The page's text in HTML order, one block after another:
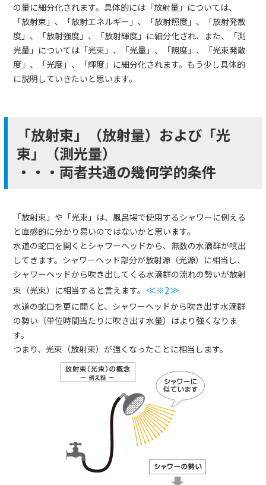
の量に細分化されます。具体的には「放射量」については、
「放射束」、「放射エネルギー」、「放射照度」、「放射発散
度」、「放射強度」、「放射輝度」に細分化され、また、「測
光量」については「光束」、「光量」、「照度」、「光束発散
度」、「光度」、「輝度」に細分化されます。もう少し具体的
に説明していきたいと思います。
「放射束」（放射量）および「光
束」（測光量）
・・・両者共通の幾何学的条件
「放射束」や「光束」は、風呂場で使用するシャワーに例える
と直感的に分かり易いのではないかと思います。
水道の蛇口を開くとシャワーヘッドから、無数の水滴群が噴出
してきます。シャワーヘッド部分が放射源（光源）に相当し、
シャワーヘッドから吹き出してくる水滴群の流れの勢いが放射
束（光束）に相当すると言えます。 ≪※2≫
水道の蛇口を更に開くと、シャワーヘッドから吹き出す水滴群
の勢い（単位時間当たりに吹き出す水量）はより強くなりま
す。
つまり、光束（放射束）が強くなったことに相当します。